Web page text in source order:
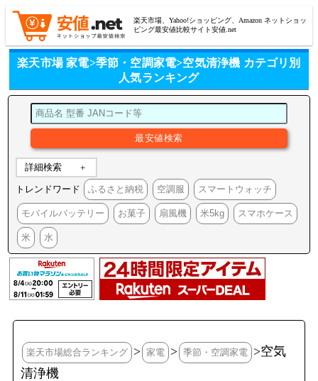
楽天市場、Yahoo!ショッピング、Amazon ネットショッ
ピング最安値比較サイト安値.net
楽天市場 家電>季節・空調家電>空気清浄機 カテゴリ別
人気ランキング
詳細検索
トレンドワード ふるさと納税 空調服 スマートウォッチ
モバイルバッテリー お菓子 扇風機 米5kg スマホケース
米 水
楽天市場総合ランキング > 家電 > 季節・空調家電 >空気
清浄機